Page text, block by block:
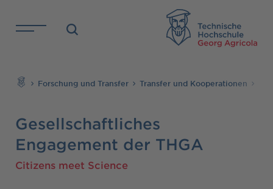
Direkt zu den Inhalten springen
Forschung und Transfer Transfer und Kooperationen
Gesellschaftliches
Engagement der THGA
Citizens meet Science